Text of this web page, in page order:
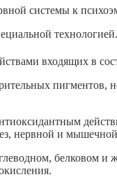
системы к
технологией.
входящих в
пигментов,
нервной и
белковом и